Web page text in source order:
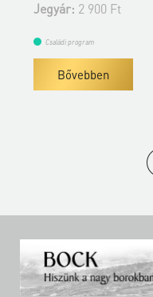
Jegyár: 2 900 Ft
Családi program
Bővebben